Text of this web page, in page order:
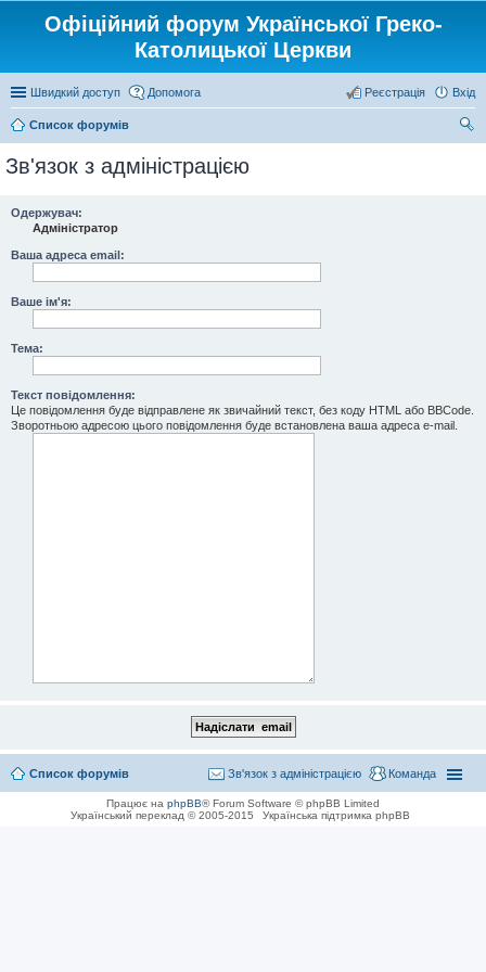
Офіційний форум Української Греко-
Католицької Церкви
Швидкий доступ Допомога Вхід
Реєстрація
Список форумів
Зв'язок з адміністрацією
Одержувач:
Адміністратор
Ваша адреса email:
Ваше ім'я:
Тема:
Текст повідомлення:
Це повідомлення буде відправлене як звичайний текст, без коду HTML або BBCode.
Зворотньою адресою цього повідомлення буде встановлена ваша адреса e-mail.
Список форумів Команда
Зв'язок з адміністрацією
Працює на phpBB® Forum Software © phpBB Limited
Український переклад © 2005-2015
Українська підтримка phpBB